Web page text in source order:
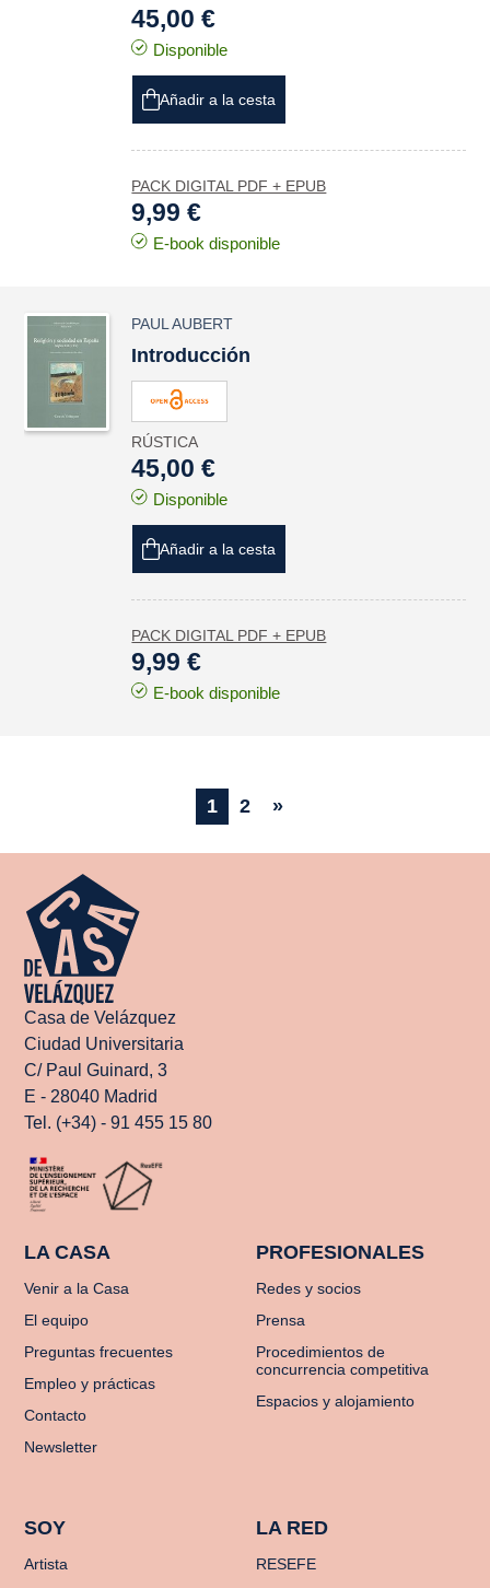
45,00 €
Disponible
Añadir a la cesta
PACK DIGITAL PDF + EPUB
9,99 €
E-book disponible
PAUL AUBERT
Introducción
RÚSTICA
45,00 €
Disponible
Añadir a la cesta
PACK DIGITAL PDF + EPUB
9,99 €
E-book disponible
1 2 »
Casa de Velázquez
Ciudad Universitaria
C/ Paul Guinard, 3
E - 28040 Madrid
Tel. (+34) - 91 455 15 80
LA CASA
Venir a la Casa
El equipo
Preguntas frecuentes
Empleo y prácticas
Contacto
Newsletter
PROFESIONALES
Redes y socios
Prensa
Procedimientos de
concurrencia competitiva
Espacios y alojamiento
SOY
Artista
LA RED
RESEFE